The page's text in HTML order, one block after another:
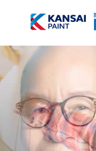
TOP
会社情報
採用情報